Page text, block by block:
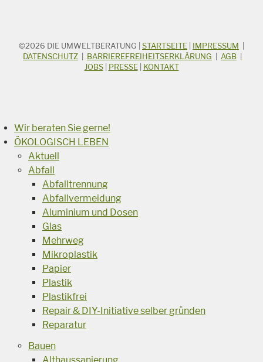
STICHWORTSUCHE
Suchbegriff
©2026 DIE UMWELTBERATUNG STARTSEITE IMPRESSUM
DATENSCHUTZ
BARRIEREFREIHEITSERKLÄRUNG AGB
JOBS| PRESSE| KONTAKT
Wir beraten Sie gerne!
ÖKOLOGISCH LEBEN
Aktuell
Abfall
Abfalltrennung
Abfallvermeidung
Aluminium und Dosen
Glas
Mehrweg
Mikroplastik
Papier
Plastik
Plastikfrei
Repair & DIY-Initiative selber gründen
Reparatur
Bauen